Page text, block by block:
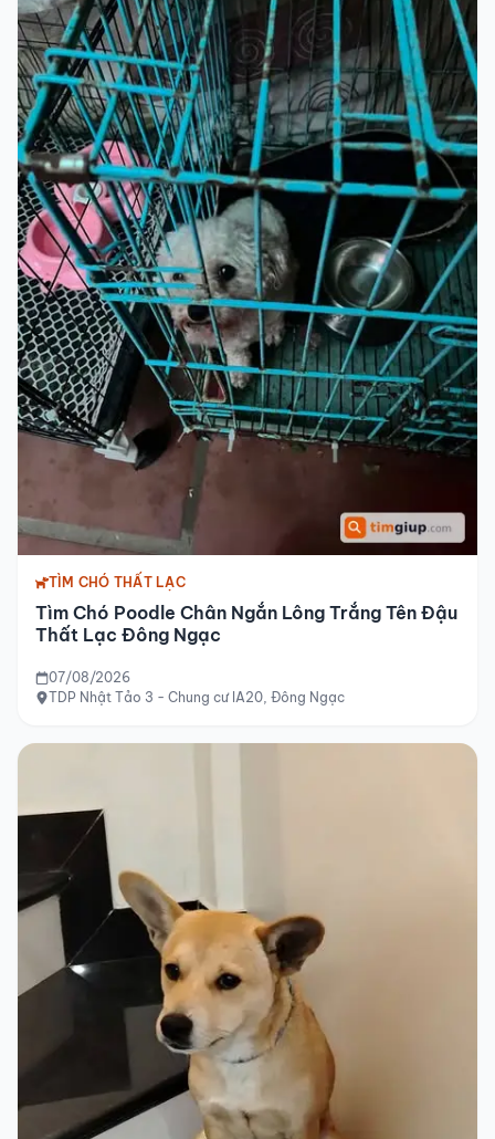
TÌM CHÓ THẤT LẠC
Tìm Chó Poodle Chân Ngắn Lông Trắng Tên Đậu
Thất Lạc Đông Ngạc
07/08/2026
TDP Nhật Tảo 3 - Chung cư IA20, Đông Ngạc